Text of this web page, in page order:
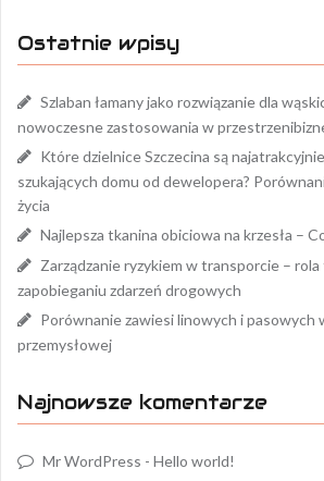
Ostatnie wpisy
Szlaban łamany jako rozwiązanie dla
nowoczesne zastosowania w
Które dzielnice Szczecina są
szukających domu od dewelopera?
życia
Najlepsza tkanina obiciowa na krzesła –
Zarządzanie ryzykiem w transporcie –
zapobieganiu zdarzeń drogowych
Porównanie zawiesi linowych i pasowych
przemysłowej
Najnowsze komentarze
Mr WordPress - Hello world!